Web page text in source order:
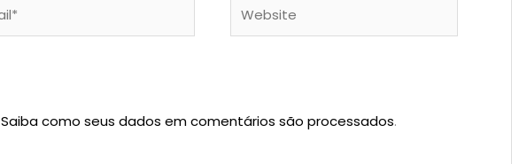
Saiba como seus dados em comentários são processados.